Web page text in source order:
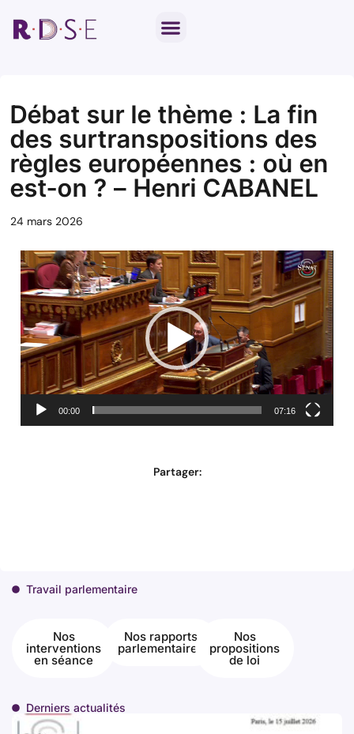
Débat sur le thème : La fin
des surtranspositions des
règles européennes : où en
est-on ? – Henri CABANEL
24 mars 2026
Lecteur
vidéo
00:00 07:16
Partager:
Travail parlementaire
Nos
interventions
en séance
Nos rapports
parlementaires
Nos
propositions
de loi
Derniers actualités